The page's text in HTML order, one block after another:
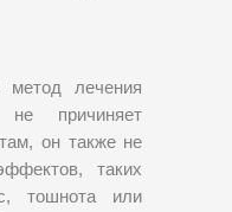
лечения
не причиняет
он также не
таких
тошнота или